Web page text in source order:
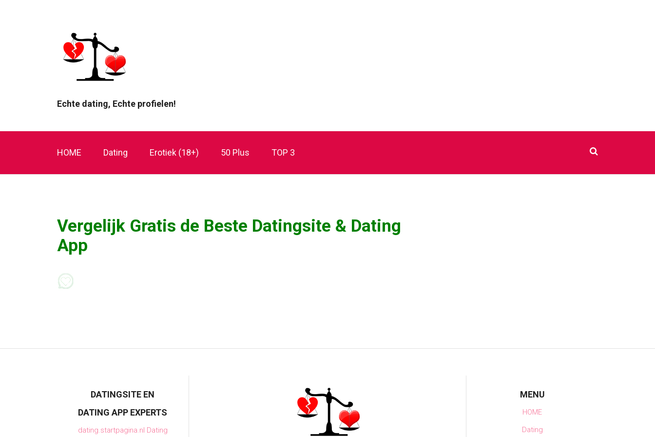
Echte dating, Echte profielen!
HOME Dating Erotiek (18+) 50 Plus TOP 3
Vergelijk Gratis de Beste Datingsite & Dating
App
DATINGSITE EN
DATING APP EXPERTS
dating.startpagina.nl Dating
MENU
HOME
Dating